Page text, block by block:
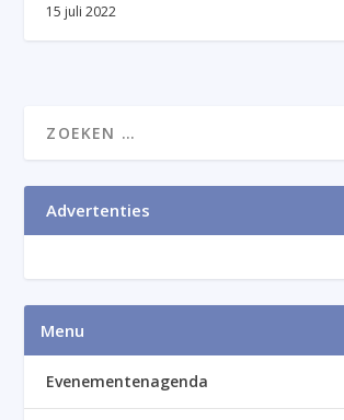
15 juli 2022
Advertenties
Menu
Evenementenagenda